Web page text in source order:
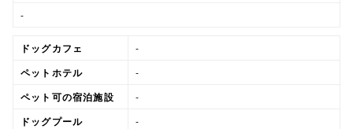
-
ドッグカフェ -
ペットホテル -
ペット可の宿泊施設 -
ドッグプール -